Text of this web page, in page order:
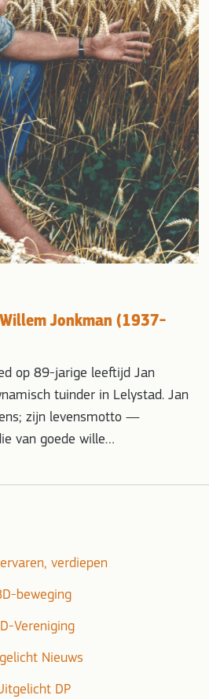
Jonkman (1937-
op 89-jarige leeftijd Jan
tuinder in Lelystad. Jan
zijn levensmotto —
van goede wille…
verdiepen
beweging
Vereniging
Nieuws
DP